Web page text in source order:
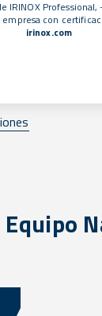
IRINOX
empresa con
irinox.com